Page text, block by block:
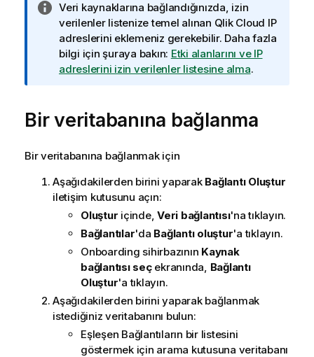
B
i
l
g
i
t
u
Veri kaynaklarına bağlandığınızda, izin
verilenler listenize temel alınan Qlik Cloud IP
adreslerini eklemeniz gerekebilir. Daha fazla
bilgi için şuraya bakın: Etki alanlarını ve IP
adreslerini izin verilenler listesine alma.
Bir veritabanına bağlanma
Bir veritabanına bağlanmak için
Aşağıdakilerden birini yaparak Bağlantı Oluştur
iletişim kutusunu açın:
Oluştur içinde, Veri bağlantısı'na tıklayın.
Bağlantılar'da Bağlantı oluştur'a tıklayın.
Onboarding sihirbazının Kaynak
bağlantısı seçekranında, Bağlantı
Oluştur'a tıklayın.
Aşağıdakilerden birini yaparak bağlanmak
istediğiniz veritabanını bulun:
Eşleşen Bağlantıların bir listesini
göstermek için arama kutusuna veritabanı